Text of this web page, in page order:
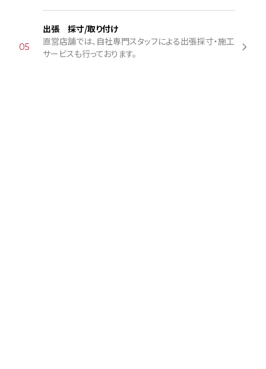
05
出張 採寸/取り付け
直営店舗では、自社専門スタッフによる出張採寸・施工
サービスも行っております。